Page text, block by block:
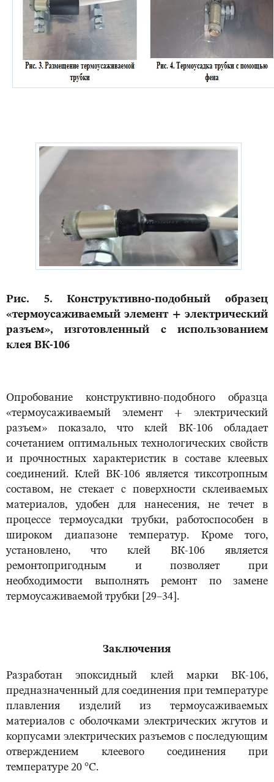
Рис. 5. Конструктивно-подобный образец
«термоусаживаемый элемент + электрический
разъем», изготовленный с использованием
клея ВК-106
Опробование конструктивно-подобного образца
«термоусаживаемый элемент + электрический
разъем» показало, что клей ВК-106 обладает
сочетанием оптимальных технологических свойств
и прочностных характеристик в составе клеевых
соединений. Клей ВК-106 является тиксотропным
составом, не стекает с поверхности склеиваемых
материалов, удобен для нанесения, не течет в
процессе термоусадки трубки, работоспособен в
широком диапазоне температур. Кроме того,
установлено, что клей ВК-106 является
ремонтопригодным и позволяет при
необходимости выполнять ремонт по замене
термоусаживаемой трубки [29–34].
Заключения
Разработан эпоксидный клей марки ВК-106,
предназначенный для соединения при температуре
плавления изделий из термоусаживаемых
материалов с оболочками электрических жгутов и
корпусами электрических разъемов с последующим
отверждением клеевого соединения при
температуре 20 °С.